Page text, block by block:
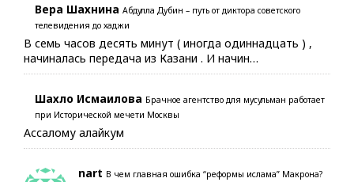
Вера Шахнина Абдулла Дубин – путь от диктора советского
телевидения до хаджи
В семь часов десять минут ( иногда одиннадцать ) ,
начиналась передача из Казани . И начин…
Шахло Исмаилова Брачное агентство для мусульман работает
при Исторической мечети Москвы
Ассалому алайкум
nart В чем главная ошибка “реформы ислама” Макрона?